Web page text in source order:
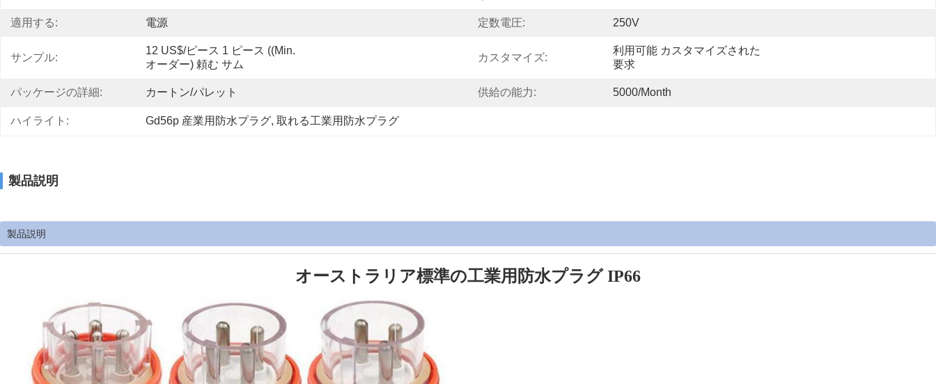
適用する: 電源 定数電圧: 250V
サンプル:
12 US$/ピース 1 ピース ((Min.
オーダー) 頼む サム
カスタマイズ:
利用可能 カスタマイズされた
要求
パッケージの詳細: カートン/パレット 供給の能力: 5000/month
ハイライト: Gd56p 産業用防水プラグ, 取れる工業用防水プラグ
製品説明
製品説明
オーストラリア標準の工業用防水プラグ IP66